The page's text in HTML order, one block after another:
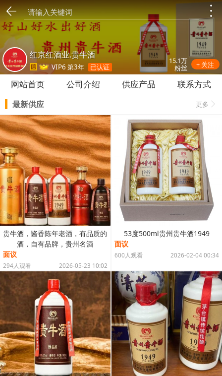
红京红酒业.贵牛酒
VIP6 第3年 已认证
15.1万
粉丝
+ 关注
网站首页 公司介绍 供应产品 联系方式
最新供应 更多
贵牛酒，酱香陈年老酒，有品质的
酒，自有品牌，贵州名酒
面议
2026-05-23 10:02
294人观看
53度500ml贵州贵牛酒1949
面议
2026-02-04 00:34
600人观看